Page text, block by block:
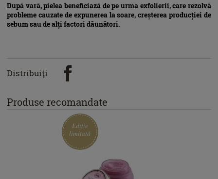
După vară, pielea beneficiază de pe urma exfolierii, care rezolvă
probleme cauzate de expunerea la soare, creșterea producției de
sebum sau de alți factori dăunători.
Distribuiţi
Produse recomandate
Ediție
limitată